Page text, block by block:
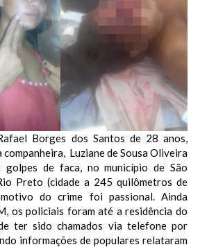
Borges dos Santos de 28 anos,
companheira, Luziane de Sousa Oliveira
de faca, no município de São
Preto (cidade a 245 quilômetros de
do crime foi passional. Ainda
os policiais foram até a residência do
ter sido chamados via telefone por
informações de populares relataram